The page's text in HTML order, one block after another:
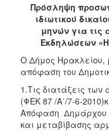
2018
2017
2016
2015
2013
Πρόσληψη
ιδιωτικού
μηνών για τις
Εκδηλώσεων
Ο Δήμος Ηρακλείου,
απόφαση του
1.Τις διατάξεις των
(ΦΕΚ 87 /Α΄/7-6-
Απόφαση Δημάρχου
και μεταβίβασης